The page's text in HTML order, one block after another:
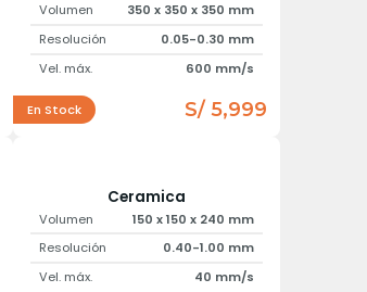
Volumen
350 x 350 x 350 mm
Resolución
0.05-0.30 mm
Vel. máx.
600 mm/s
En Stock S/ 5,999
Ceramica
Volumen
150 x 150 x 240 mm
Resolución
0.40-1.00 mm
Vel. máx.
40 mm/s